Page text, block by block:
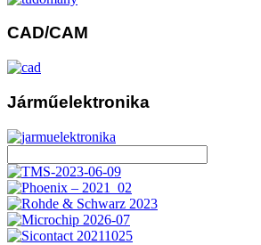
CAD/CAM
Járműelektronika